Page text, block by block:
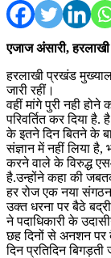
एजाज अंसारी, हरलाखी
हरलाखी प्रखंड
जारी रहीं।
वहीं मांगे पुरी नही
परिवर्तित कर दिया है.
के इतने दिन बितने के
संज्ञान में नहीं लिया
करने वाले के विरुद्ध
है.उन्होंने कहा की
हर रोज एक नया
उक्त धरना पर बैठे
ने पदाधिकारी के
छह दिनों से अनशन पर
दिन प्रतिदिन बिगड़ती